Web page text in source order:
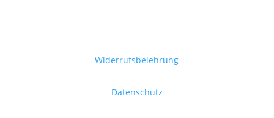
Widerrufsbelehrung
Datenschutz